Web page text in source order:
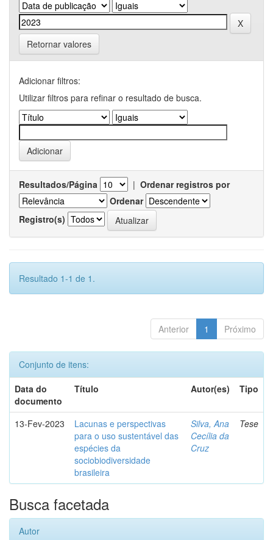
Retornar valores
Adicionar filtros:
Utilizar filtros para refinar o resultado de busca.
Resultados/Página | Ordenar registros por
Ordenar
Registro(s)
Resultado 1-1 de 1.
Anterior 1 Próximo
Conjunto de itens:
Data do
documento
Título Autor(es) Tipo
13-Fev-2023
Lacunas e perspectivas
para o uso sustentável das
espécies da
sociobiodiversidade
brasileira
Silva, Ana
Cecília da
Cruz
Tese
Busca facetada
Autor